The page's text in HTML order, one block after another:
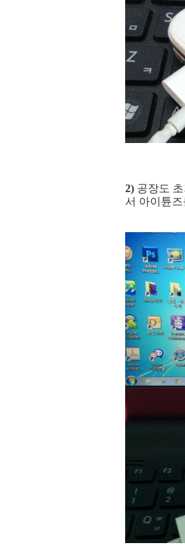
2) 공장도
서 아이튠